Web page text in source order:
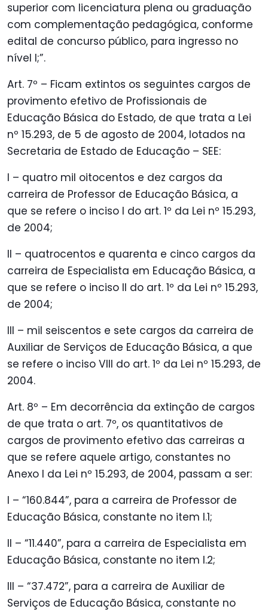
superior com licenciatura plena ou graduação
com complementação pedagógica, conforme
edital de concurso público, para ingresso no
nível I;”.
Art. 7º – Ficam extintos os seguintes cargos de
provimento efetivo de Profissionais de
Educação Básica do Estado, de que trata a Lei
nº 15.293, de 5 de agosto de 2004, lotados na
Secretaria de Estado de Educação – SEE:
I – quatro mil oitocentos e dez cargos da
carreira de Professor de Educação Básica, a
que se refere o inciso I do art. 1º da Lei nº 15.293,
de 2004;
II – quatrocentos e quarenta e cinco cargos da
carreira de Especialista em Educação Básica, a
que se refere o inciso II do art. 1º da Lei nº 15.293,
de 2004;
III – mil seiscentos e sete cargos da carreira de
Auxiliar de Serviços de Educação Básica, a que
se refere o inciso VIII do art. 1º da Lei nº 15.293, de
2004.
Art. 8º – Em decorrência da extinção de cargos
de que trata o art. 7º, os quantitativos de
cargos de provimento efetivo das carreiras a
que se refere aquele artigo, constantes no
Anexo I da Lei nº 15.293, de 2004, passam a ser:
I – “160.844”, para a carreira de Professor de
Educação Básica, constante no item I.1;
II – “11.440”, para a carreira de Especialista em
Educação Básica, constante no item I.2;
III – “37.472”, para a carreira de Auxiliar de
Serviços de Educação Básica, constante no